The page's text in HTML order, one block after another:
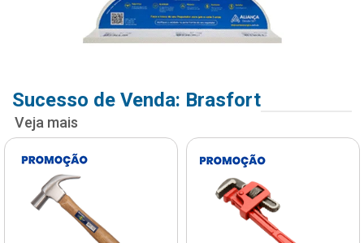
Sucesso de Venda: Brasfort
Veja mais